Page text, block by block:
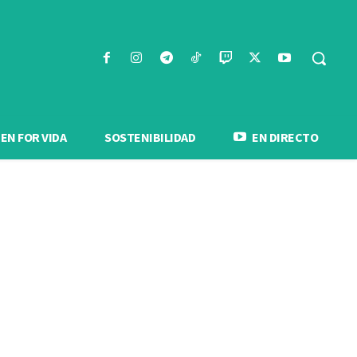
FOR VIDA SOSTENIBILIDAD EN DIRECTO